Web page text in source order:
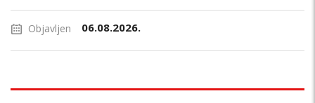
Objavljen 06.08.2026.